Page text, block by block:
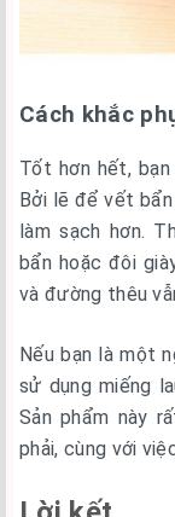
Cách khắc
Tốt hơn hết, bạn
Bởi lẽ để vết
làm sạch hơn.
bẩn hoặc đôi
và đường thêu
Nếu bạn là một
sử dụng miếng
Sản phẩm này
phải, cùng với